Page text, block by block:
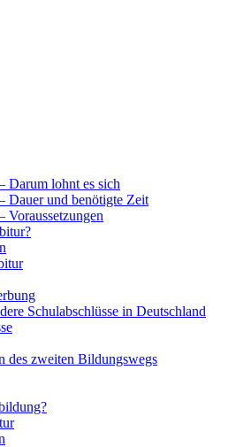
Darum lohnt es sich
Dauer und benötigte Zeit
Voraussetzungen
Schulabschlüsse in Deutschland
des zweiten Bildungswegs